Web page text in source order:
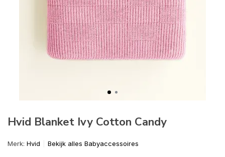
Hvid Blanket Ivy Cotton Candy
Merk: Hvid Bekijk alles Babyaccessoires